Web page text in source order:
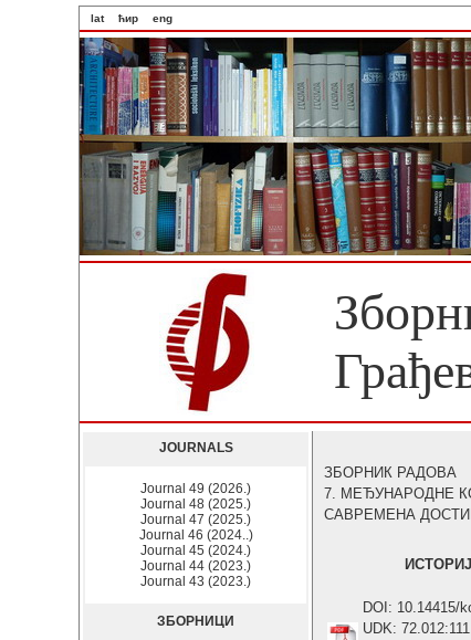
lat ћир eng
JOURNALS
Journal 49 (2026.)
Journal 48 (2025.)
Journal 47 (2025.)
Journal 46 (2024..)
Journal 45 (2024.)
Journal 44 (2023.)
Journal 43 (2023.)
ЗБОРНИЦИ
ЗБОРНИК РАДОВА
7. МЕЂУНАРОДНЕ
САВРЕМЕНА
DOI: 10.14415/
UDK: